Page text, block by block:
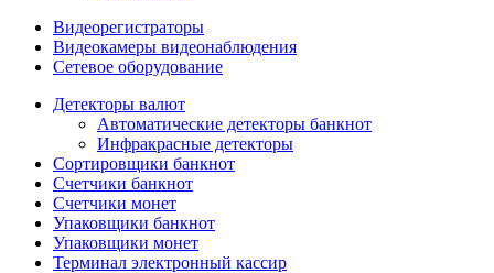
Видеорегистраторы
Видеокамеры видеонаблюдения
Сетевое оборудование
Детекторы валют
Автоматические детекторы банкнот
Инфракрасные детекторы
Сортировщики банкнот
Счетчики банкнот
Счетчики монет
Упаковщики банкнот
Упаковщики монет
Терминал электронный кассир